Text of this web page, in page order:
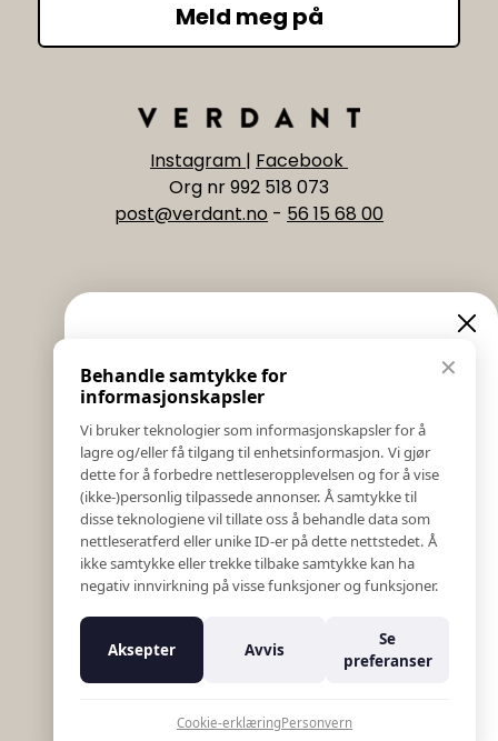
Meld meg på
Instagram | Facebook
Org nr 992 518 073
post@verdant.no - 56 15 68 00
Informasjon
Salgs & Leveringsbetingelser
Registrer reklamasjon eller retur
Kontakt Oss
Bildebank
Følg Oss
Prislister
Etiske Retningslinjer
Åpenhetsloven
Varsling om kritikkverdige forhold
K18 Kurkalkulator
✕
Behandle samtykke for
informasjonskapsler
Vi bruker teknologier som informasjonskapsler for å
lagre og/eller få tilgang til enhetsinformasjon. Vi gjør
dette for å forbedre nettleseropplevelsen og for å vise
(ikke-)personlig tilpassede annonser. Å samtykke til
disse teknologiene vil tillate oss å behandle data som
nettleseratferd eller unike ID-er på dette nettstedet. Å
ikke samtykke eller trekke tilbake samtykke kan ha
negativ innvirkning på visse funksjoner og funksjoner.
Aksepter Avvis
Se
preferanser
Cookie-erklæringPersonvern
Eksklusive nyheter og
tilbud
Meld deg på vårt nyhetsbrev og hold deg oppdatert!
Her får du innblikk i nyheter, kampanjer og
konkurranser.
E-post